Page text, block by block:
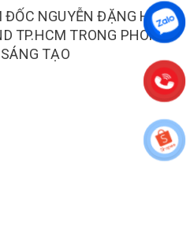
ĐỐC NGUYỄN ĐẶNG HIẾN
TP.HCM TRONG PHONG
TẠO